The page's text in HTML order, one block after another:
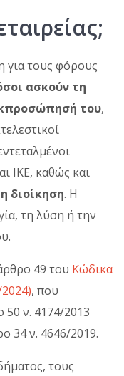
για τους φόρους
ασκούν τη
του,
ΙΚΕ, καθώς και
διοίκηση. Η
τη λύση ή την
49 του Κώδικα
, που
ν. 4174/2013
34 ν. 4646/2019.
τους